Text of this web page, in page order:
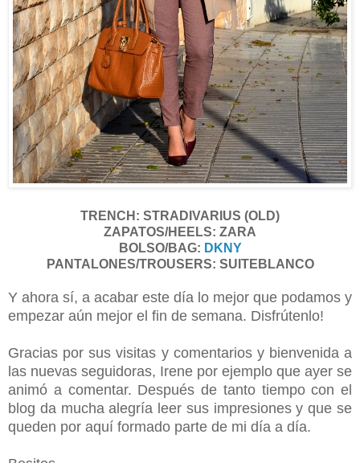
TRENCH: STRADIVARIUS (OLD)
ZAPATOS/HEELS: ZARA
BOLSO/BAG: DKNY
PANTALONES/TROUSERS: SUITEBLANCO
Y ahora sí, a acabar este día lo mejor que podamos y
empezar aún mejor el fin de semana. Disfrútenlo!
Gracias por sus visitas y comentarios y bienvenida a
las nuevas seguidoras, Irene por ejemplo que ayer se
animó a comentar. Después de tanto tiempo con el
blog da mucha alegría leer sus impresiones y que se
queden por aquí formado parte de mi día a día.